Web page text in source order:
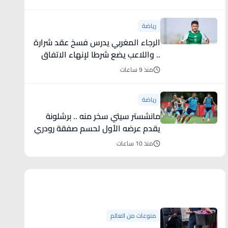
رياضة
الرجاء المغربي يدرس فسخ عقد شرارة
.. واللاعب يضع شرطا لإنهاء الاتفاق
منذ 9 ساعات
رياضة
مانشستر سيتي سخر منه .. برشلونة
يقدم عرضه الأول لحسم صفقة رودري
منذ 10 ساعات
منوعات من العالم